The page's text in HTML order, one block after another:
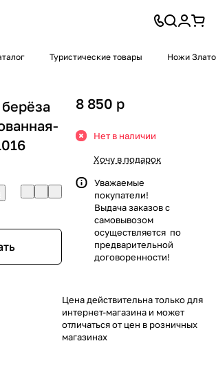
Туристические товары Ножи
8 850 p
Нет в наличии
Хочу в подарок
Уважаемые
покупатели!
Выдача заказов с
самовывозом
осуществляется по
предварительной
договоренности!
Цена действительна только для
интернет-магазина и может
отличаться от цен в розничных
магазинах